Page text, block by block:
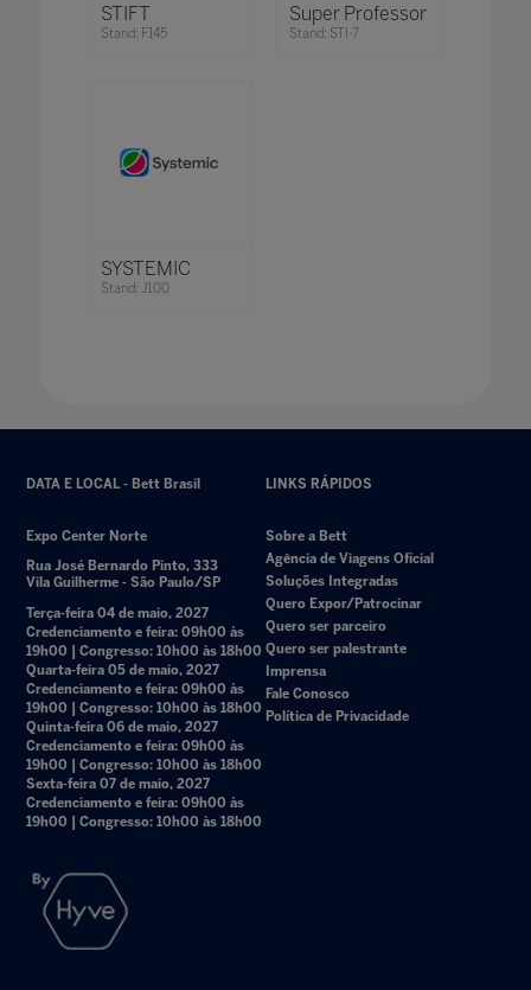
STIFT
Stand: F145
Super Professor
Stand: STI-7
SYSTEMIC
Stand: J100
DATA E LOCAL - Bett Brasil
Expo Center Norte
Rua José Bernardo Pinto, 333
Vila Guilherme - São Paulo/SP
Terça-feira 04 de maio, 2027
Credenciamento e feira: 09h00 às
19h00 | Congresso: 10h00 às 18h00
Quarta-feira 05 de maio, 2027
Credenciamento e feira: 09h00 às
19h00 | Congresso: 10h00 às 18h00
Quinta-feira 06 de maio, 2027
Credenciamento e feira: 09h00 às
19h00 | Congresso: 10h00 às 18h00
Sexta-feira 07 de maio, 2027
Credenciamento e feira: 09h00 às
19h00 | Congresso: 10h00 às 18h00
LINKS RÁPIDOS
Sobre a Bett
Agência de Viagens Oficial
Soluções Integradas
Quero Expor/Patrocinar
Quero ser parceiro
Quero ser palestrante
Imprensa
Fale Conosco
Política de Privacidade